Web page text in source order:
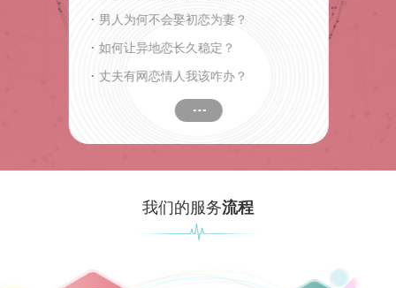
· 男人为何不会娶初恋为妻？
· 如何让异地恋长久稳定？
· 丈夫有网恋情人我该咋办？
我们的服务流程